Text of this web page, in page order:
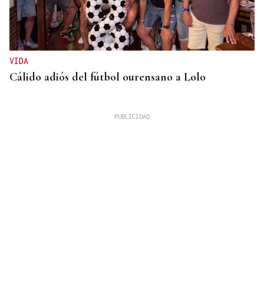
VIDA
Cálido adiós del fútbol ourensano a Lolo